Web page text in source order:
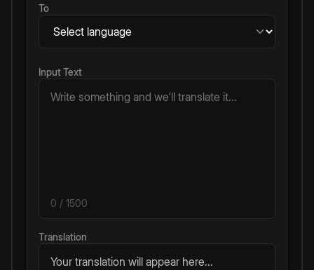
To
Input Text
0 / 1500
Translation
Your translation will appear here...